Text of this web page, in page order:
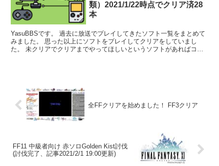
類）2021/1/22時点でクリア済28
本
YasuBBSです。 過去に放送でプレイしてきたソフト一覧をまとめて
みました。 思った以上にソフトをプレイしてクリアをしていまし
た。 未クリアでクリアまでやってほしいというソフトがあればコメ
全FFクリアを始めました！ FF3クリア
FF11 中級者向け 赤ソロGolden Kist討伐
(討伐完了、記事2021/2/1 19:00更新)